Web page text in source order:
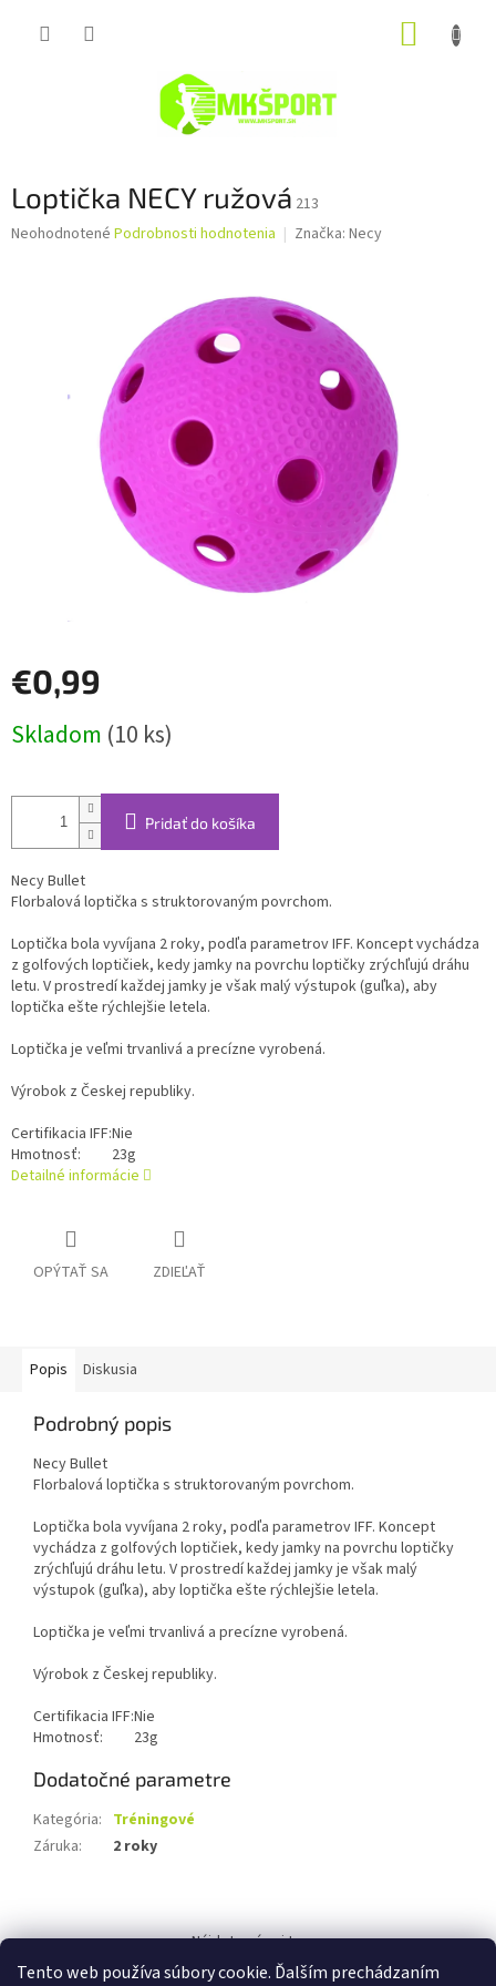
Tento web používa súbory cookie. Ďalším prechádzaním
Loptička NECY ružová 213
Priemerné
Neohodnotené Podrobnosti hodnotenia Značka: Necy
€0,99
cena:
Skladom (10 ks)
Pridať do košíka
Necy Bullet
Florbalová loptička s struktorovaným povrchom.
Loptička bola vyvíjana 2 roky, podľa parametrov IFF. Koncept vychádza
z golfových loptičiek, kedy jamky na povrchu loptičky zrýchľujú dráhu
letu. V prostredí každej jamky je však malý výstupok (guľka), aby
loptička ešte rýchlejšie letela.
Loptička je veľmi trvanlivá a precízne vyrobená.
Výrobok z Českej republiky.
Certifikacia IFF:Nie
Hmotnosť:
23g
Detailné informácie
OPÝTAŤ SA ZDIEĽAŤ
Popis Diskusia
Podrobný popis
Necy Bullet
Florbalová loptička s struktorovaným povrchom.
Loptička bola vyvíjana 2 roky, podľa parametrov IFF. Koncept
vychádza z golfových loptičiek, kedy jamky na povrchu loptičky
zrýchľujú dráhu letu. V prostredí každej jamky je však malý
výstupok (guľka), aby loptička ešte rýchlejšie letela.
Loptička je veľmi trvanlivá a precízne vyrobená.
Výrobok z Českej republiky.
Certifikacia IFF:Nie
Hmotnosť:
23g
Dodatočné parametre
Kategória: Tréningové
Záruka: 2 roky
á
Nájdete nás aj tu: